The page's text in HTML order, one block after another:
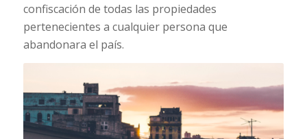
confiscación de todas las propiedades
pertenecientes a cualquier persona que
abandonara el país.